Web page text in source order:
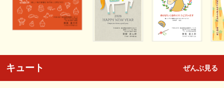
キュート ぜんぶ見る